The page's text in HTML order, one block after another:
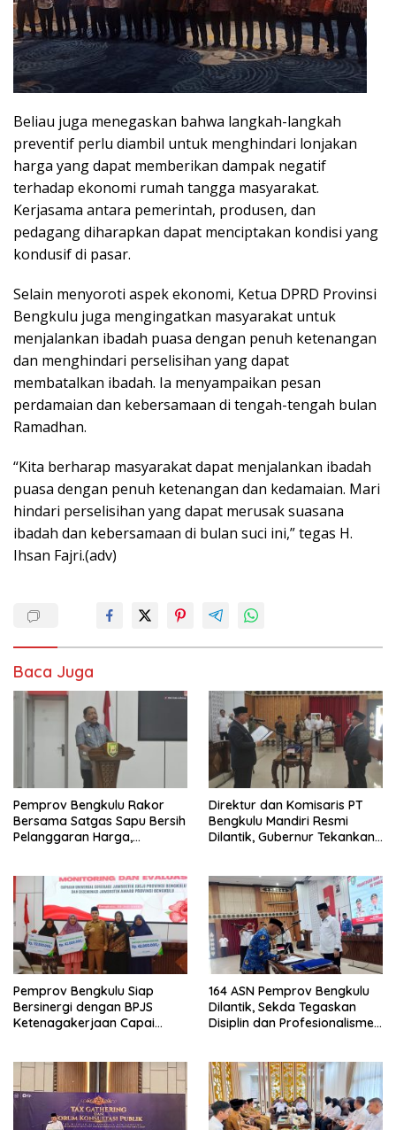
Beliau juga menegaskan bahwa langkah-langkah
preventif perlu diambil untuk menghindari lonjakan
harga yang dapat memberikan dampak negatif
terhadap ekonomi rumah tangga masyarakat.
Kerjasama antara pemerintah, produsen, dan
pedagang diharapkan dapat menciptakan kondisi yang
kondusif di pasar.
Selain menyoroti aspek ekonomi, Ketua DPRD Provinsi
Bengkulu juga mengingatkan masyarakat untuk
menjalankan ibadah puasa dengan penuh ketenangan
dan menghindari perselisihan yang dapat
membatalkan ibadah. Ia menyampaikan pesan
perdamaian dan kebersamaan di tengah-tengah bulan
Ramadhan.
“Kita berharap masyarakat dapat menjalankan ibadah
puasa dengan penuh ketenangan dan kedamaian. Mari
hindari perselisihan yang dapat merusak suasana
ibadah dan kebersamaan di bulan suci ini,” tegas H.
Ihsan Fajri.(adv)
Baca Juga
Pemprov Bengkulu Rakor
Bersama Satgas Sapu Bersih
Pelanggaran Harga,
Masih Jadi Sorotan
Direktur dan Komisaris PT
Bengkulu Mandiri Resmi
Dilantik, Gubernur Tekankan
Pemprov Bengkulu Siap
Bersinergi dengan BPJS
Ketenagakerjaan Capai
164 ASN Pemprov Bengkulu
Dilantik, Sekda Tegaskan
Disiplin dan Profesionalisme